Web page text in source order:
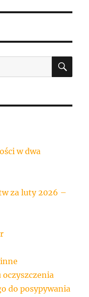
w dwa
za luty 2026 –
do posypywania